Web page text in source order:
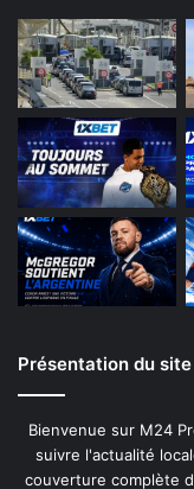
Présentation du site
Bienvenue sur M24
suivre l'actualité
couverture complète